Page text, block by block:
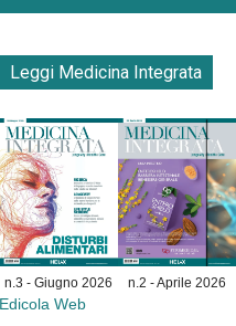
Leggi Medicina Integrata
n.3 - Giugno 2026 n.2 - Aprile 2026
Edicola Web